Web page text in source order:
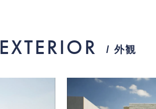
EXTERIOR / 外観